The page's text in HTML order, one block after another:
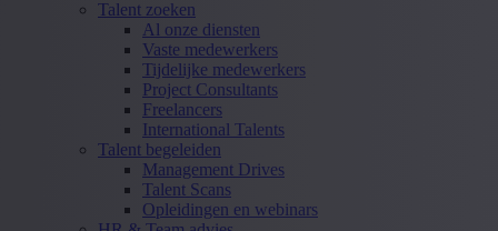
Talent zoeken
Al onze diensten
Vaste medewerkers
Tijdelijke medewerkers
Project Consultants
Freelancers
International Talents
Talent begeleiden
Management Drives
Talent Scans
Opleidingen en webinars